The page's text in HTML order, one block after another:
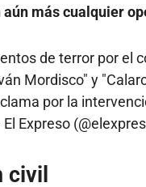
más cualquier
de terror por el
Mordisco" y
por la
Expreso
civil